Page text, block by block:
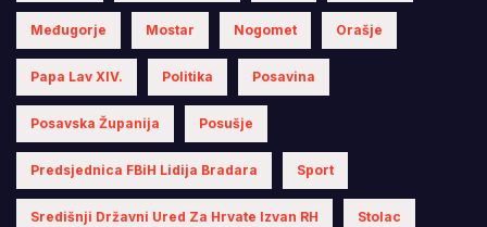
Međugorje Mostar Nogomet Orašje
Papa Lav XIV. Politika Posavina
Posavska Županija Posušje
Predsjednica FBiH Lidija Bradara Sport
Središnji Državni Ured Za Hrvate Izvan RH Stolac